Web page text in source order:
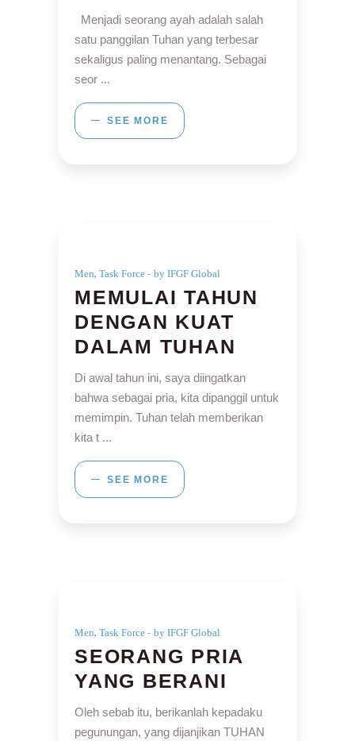
Menjadi seorang ayah adalah salah
satu panggilan Tuhan yang terbesar
sekaligus paling menantang. Sebagai
seor
SEE MORE
Men, Task Force by IFGF Global
MEMULAI TAHUN
DENGAN KUAT
DALAM TUHAN
Di awal tahun ini, saya diingatkan
bahwa sebagai pria, kita dipanggil untuk
memimpin. Tuhan telah memberikan
kita t
SEE MORE
Men, Task Force by IFGF Global
SEORANG PRIA
YANG BERANI
Oleh sebab itu, berikanlah kepadaku
pegunungan, yang dijanjikan TUHAN